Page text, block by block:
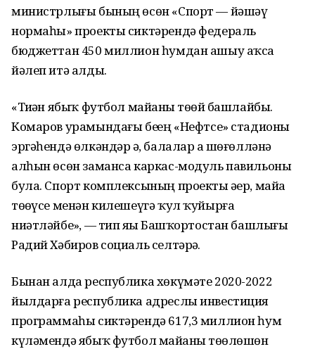
министрлығы бының өсөн «Спорт — йәшәү
нормаһы» проекты сиктәрендә федераль
бюджеттан 450 миллион һумдан ашыу аҡса
йәлеп итә алды.
«Тиҙҙән ябыҡ футбол майҙаны төҙөй башлайбыҙ.
Комаров урамындағы беҙҙең «Нефтсе» стадионы
эргәһендә өлкәндәр ҙә, балалар ҙа шөғөлләнә
алһын өсөн заманса каркас-модуль павильоны
була. Спорт комплексының проекты әҙер, майҙа
төҙөүсе менән килешеүгә ҡул ҡуйырға
ниәтләйбеҙ», — тип яҙҙы Башҡортостан башлығы
Радий Хәбиров социаль селтәрҙә.
Бынан алда республика хөкүмәте 2020-2022
йылдарға республика адреслы инвестиция
программаһы сиктәрендә 617,3 миллион һум
күләмендә ябыҡ футбол майҙаны төҙөлөшөн